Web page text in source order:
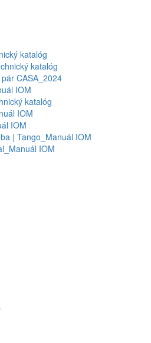
katalóg
katalóg
CASA_2024
IOM
katalóg
IOM
IOM
| Tango_Manuál IOM
IOM